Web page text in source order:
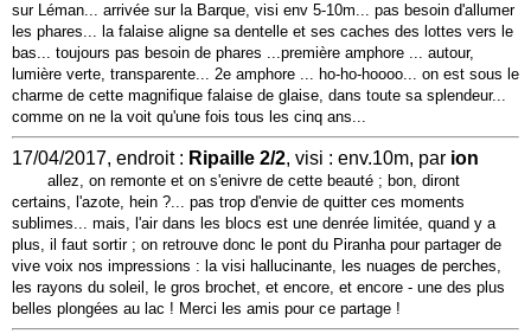
sur Léman... arrivée sur la Barque, visi env 5-10m... pas besoin d'allumer
les phares... la falaise aligne sa dentelle et ses caches des lottes vers le
bas... toujours pas besoin de phares ...première amphore ... autour,
lumière verte, transparente... 2e amphore ... ho-ho-hoooo... on est sous le
charme de cette magnifique falaise de glaise, dans toute sa splendeur...
comme on ne la voit qu'une fois tous les cinq ans...
17/04/2017, endroit : Ripaille 2/2, visi : env.10m, par ion
allez, on remonte et on s'enivre de cette beauté ; bon, diront
certains, l'azote, hein ?... pas trop d'envie de quitter ces moments
sublimes... mais, l'air dans les blocs est une denrée limitée, quand y a
plus, il faut sortir ; on retrouve donc le pont du Piranha pour partager de
vive voix nos impressions : la visi hallucinante, les nuages de perches,
les rayons du soleil, le gros brochet, et encore, et encore - une des plus
belles plongées au lac ! Merci les amis pour ce partage !